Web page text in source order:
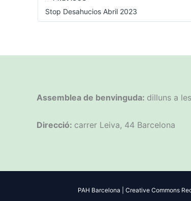
Stop Desahucios Abril 2023
Assemblea de benvinguda: dilluns a
Direcció: carrer Leiva, 44 Barcelona
PAH Barcelona | Creative Commons